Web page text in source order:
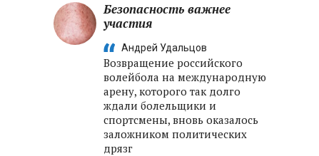
Безопасность важнее
участия
Андрей Удальцов
Возвращение российского
волейбола на международную
арену, которого так долго
ждали болельщики и
спортсмены, вновь оказалось
заложником политических
дрязг